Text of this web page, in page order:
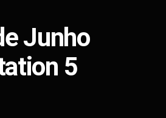
Junho
5